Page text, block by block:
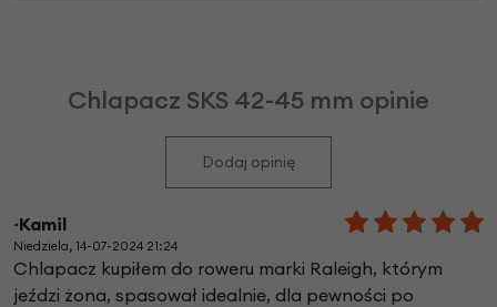
Chlapacz SKS 42-45 mm opinie
Dodaj opinię
~Kamil
Niedziela, 14-07-2024 21:24
Chlapacz kupiłem do roweru marki Raleigh, którym
jeździ żona, spasował idealnie, dla pewności po